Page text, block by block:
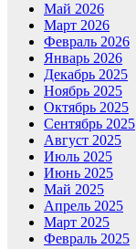
Май 2026
Март 2026
Февраль 2026
Январь 2026
Декабрь 2025
Ноябрь 2025
Октябрь 2025
Сентябрь 2025
Август 2025
Июль 2025
Июнь 2025
Май 2025
Апрель 2025
Март 2025
Февраль 2025